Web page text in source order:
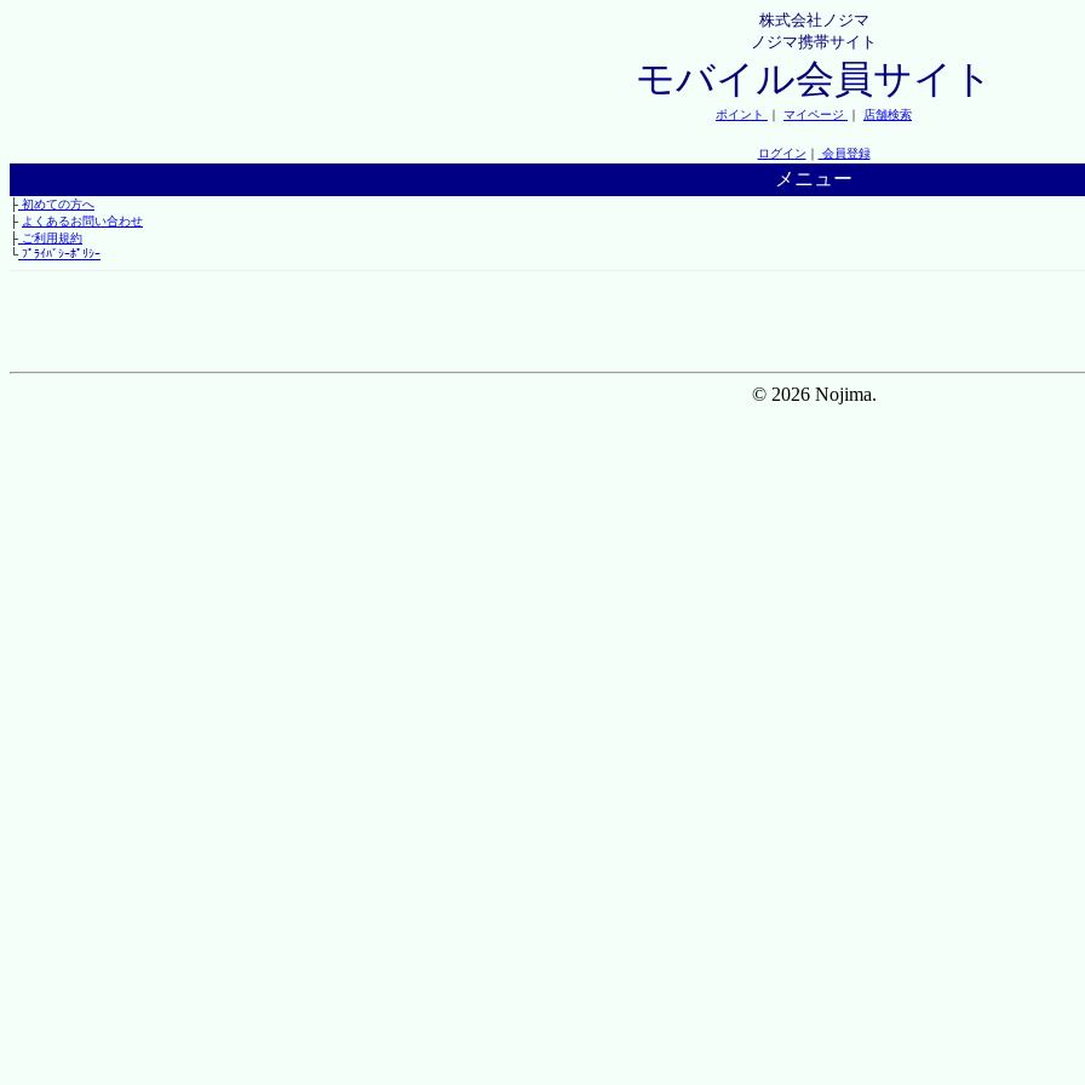
株式会社ノジマ
ノジマ携帯サイト
モバイル会員サイト
ポイント ｜ マイページ ｜ 店舗検索
ログイン ｜ 会員登録
メニュー
├初めての方へ
├ よくあるお問い合わせ
├ご利用規約
└ﾌﾟﾗｲﾊﾞｼｰﾎﾟﾘｼｰ
© 2026 Nojima.